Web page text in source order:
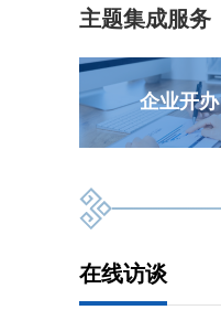
主题集成服务
企业开办
在线访谈